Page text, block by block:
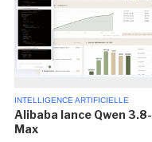
INTELLIGENCE ARTIFICIELLE
Alibaba lance Qwen 3.8-
Max